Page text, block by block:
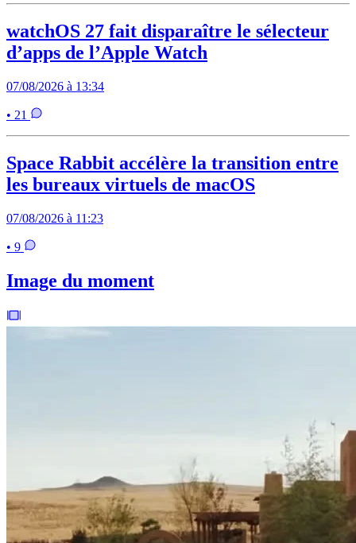
watchOS 27 fait disparaître le sélecteur
d’apps de l’Apple Watch
07/08/2026 à 13:34
• 21
Space Rabbit accélère la transition entre
les bureaux virtuels de macOS
07/08/2026 à 11:23
• 9
Image du moment